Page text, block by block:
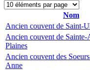
Nom
Ancien couvent de Saint-
Ancien couvent de Sainte-
Plaines
Ancien couvent des
Anne